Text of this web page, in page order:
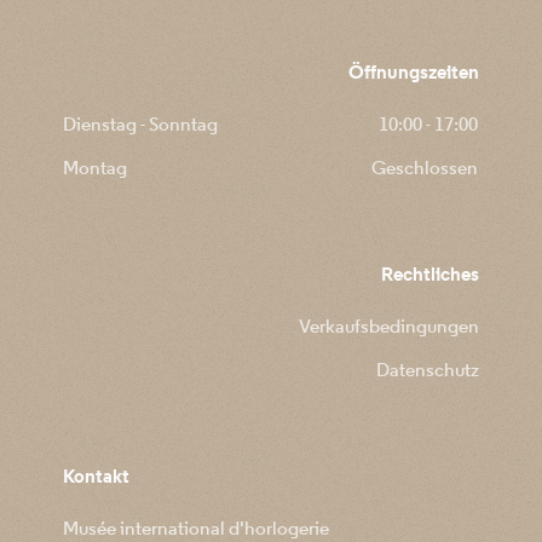
Öffnungszeiten
Dienstag - Sonntag
10:00 - 17:00
Montag
Geschlossen
Rechtliches
Verkaufsbedingungen
Datenschutz
Kontakt
Musée international d'horlogerie